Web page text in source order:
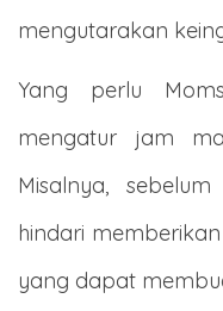
mengutarakan
Yang perlu
mengatur jam
Misalnya,
hindari
yang dapat